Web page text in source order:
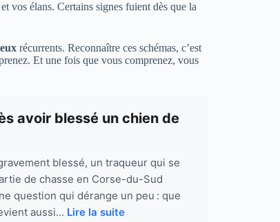
vos élans. Certains signes fuient dès que la
récurrents. Reconnaître ces schémas, c’est
Et une fois que vous comprenez, vous
avoir blessé un chien de
blessé, un traqueur qui se
de chasse en Corse-du-Sud
question qui dérange un peu : que
aussi... Lire la suite